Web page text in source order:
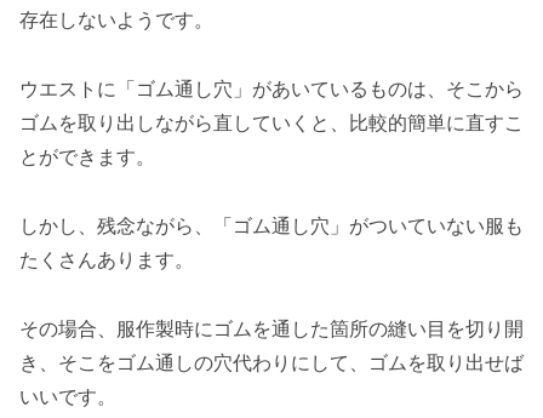
存在しないようです。
ウエストに「ゴム通し穴」があいているものは、そこから
ゴムを取り出しながら直していくと、比較的簡単に直すこ
とができます。
しかし、残念ながら、「ゴム通し穴」がついていない服も
たくさんあります。
その場合、服作製時にゴムを通した箇所の縫い目を切り開
き、そこをゴム通しの穴代わりにして、ゴムを取り出せば
いいです。